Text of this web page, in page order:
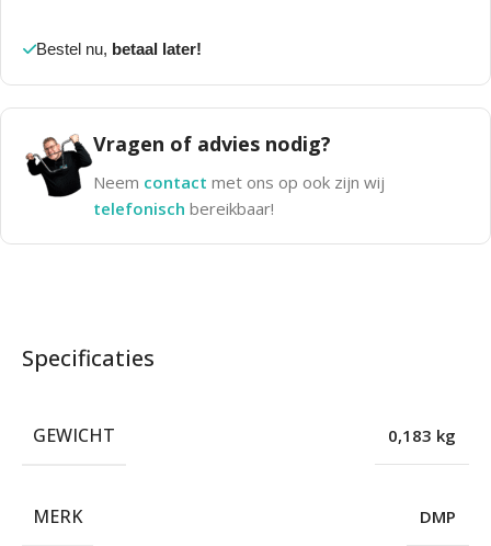
Bestel nu, betaal later!
Vragen of advies nodig?
Neem contact met ons op ook zijn wij
telefonisch bereikbaar!
Specificaties
GEWICHT 0,183 kg
MERK DMP